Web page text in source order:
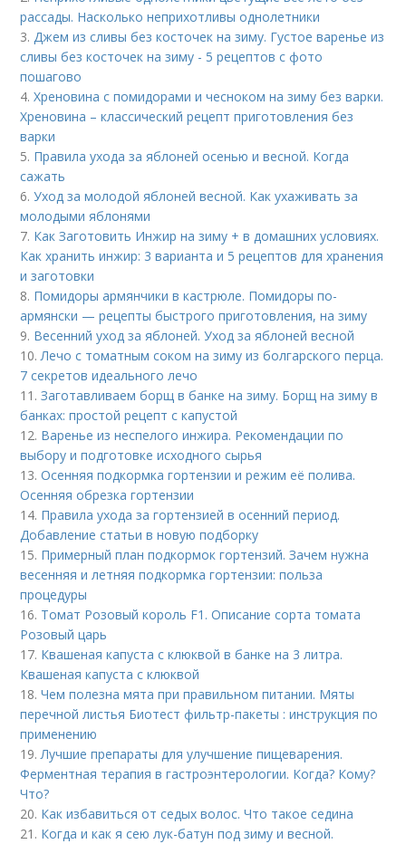
рассады. Насколько неприхотливы однолетники
3.Джем из сливы без косточек на зиму. Густое варенье из
сливы без косточек на зиму - 5 рецептов с фото
пошагово
4.Хреновина с помидорами и чесноком на зиму без варки.
Хреновина – классический рецепт приготовления без
варки
5. Правила ухода за яблоней осенью и весной. Когда
сажать
6.Уход за молодой яблоней весной. Как ухаживать за
молодыми яблонями
7. Как Заготовить Инжир на зиму + в домашних условиях.
Как хранить инжир: 3 варианта и 5 рецептов для хранения
и заготовки
8. Помидоры армянчики в кастрюле. Помидоры по-
армянски — рецепты быстрого приготовления, на зиму
9. Весенний уход за яблоней. Уход за яблоней весной
10.Лечо с томатным соком на зиму из болгарского перца.
7 секретов идеального лечо
11.Заготавливаем борщ в банке на зиму. Борщ на зиму в
банках: простой рецепт с капустой
12. Варенье из неспелого инжира. Рекомендации по
выбору и подготовке исходного сырья
13.Осенняя подкормка гортензии и режим её полива.
Осенняя обрезка гортензии
14. Правила ухода за гортензией в осенний период.
Добавление статьи в новую подборку
15. Примерный план подкормок гортензий. Зачем нужна
весенняя и летняя подкормка гортензии: польза
процедуры
16. Томат Розовый король F1. Описание сорта томата
Розовый царь
17. Квашеная капуста с клюквой в банке на 3 литра.
Квашеная капуста с клюквой
18.Чем полезна мята при правильном питании. Мяты
перечной листья Биотест фильтр-пакеты : инструкция по
применению
19.Лучшие препараты для улучшение пищеварения.
Ферментная терапия в гастроэнтерологии. Когда? Кому?
Что?
20. Как избавиться от седых волос. Что такое седина
21. Когда и как я сею лук-батун под зиму и весной.